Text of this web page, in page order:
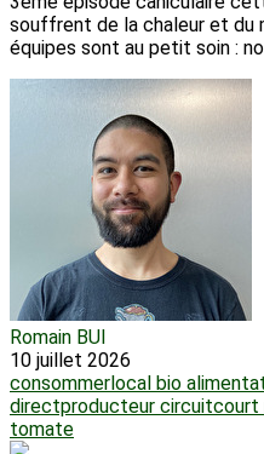
souffrent de la chaleur et du
équipes sont au petit soin :
Romain BUI
10 juillet 2026
consommerlocal bio
directproducteur circuitcourt
tomate